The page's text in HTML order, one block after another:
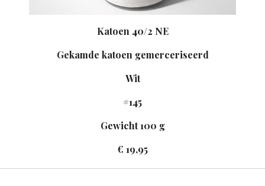
Katoen 40/2 NE
Gekamde katoen gemerceriseerd
Wit
#145
Gewicht 100 g
€ 19,95